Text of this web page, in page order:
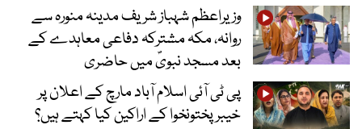
وزیراعظم شہباز شریف مدینہ منورہ سے
روانہ، مکہ مشترکہ دفاعی معاہدے کے
بعد مسجد نبویؐ میں حاضری
پی ٹی آئی اسلام آباد مارچ کے اعلان پر
خیبر پختونخوا کے اراکین کیا کہتے ہیں؟